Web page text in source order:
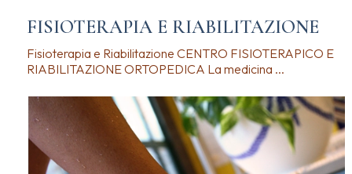
FISIOTERAPIA E RIABILITAZIONE
Fisioterapia e Riabilitazione CENTRO FISIOTERAPICO E
RIABILITAZIONE ORTOPEDICA La medicina ...